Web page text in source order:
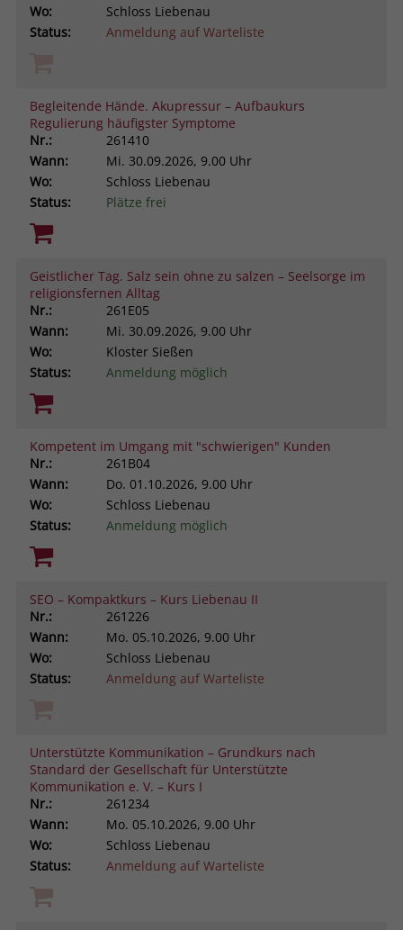
Wo:
Schloss Liebenau
Status:
Anmeldung auf Warteliste
Begleitende Hände. Akupressur – Aufbaukurs
Regulierung häufigster Symptome
Nr.:
261410
Wann:
Mi. 30.09.2026, 9.00 Uhr
Wo:
Schloss Liebenau
Status:
Plätze frei
Geistlicher Tag. Salz sein ohne zu salzen – Seelsorge im
religionsfernen Alltag
Nr.:
261E05
Wann:
Mi. 30.09.2026, 9.00 Uhr
Wo:
Kloster Sießen
Status:
Anmeldung möglich
Kompetent im Umgang mit "schwierigen" Kunden
Nr.:
261B04
Wann:
Do. 01.10.2026, 9.00 Uhr
Wo:
Schloss Liebenau
Status:
Anmeldung möglich
SEO – Kompaktkurs – Kurs Liebenau II
Nr.:
261226
Wann:
Mo. 05.10.2026, 9.00 Uhr
Wo:
Schloss Liebenau
Status:
Anmeldung auf Warteliste
Unterstützte Kommunikation – Grundkurs nach
Standard der Gesellschaft für Unterstützte
Kommunikation e. V. – Kurs I
Nr.:
261234
Wann:
Mo. 05.10.2026, 9.00 Uhr
Wo:
Schloss Liebenau
Status:
Anmeldung auf Warteliste